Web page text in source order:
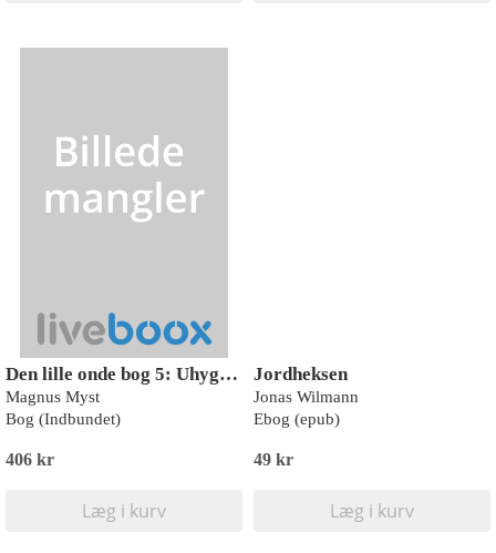
Den lille onde bog 5: Uhyggeligt magisk!
Magnus Myst
Bog (Indbundet)
406 kr
Læg i kurv
Jordheksen
Jonas Wilmann
Ebog (epub)
49 kr
Læg i kurv